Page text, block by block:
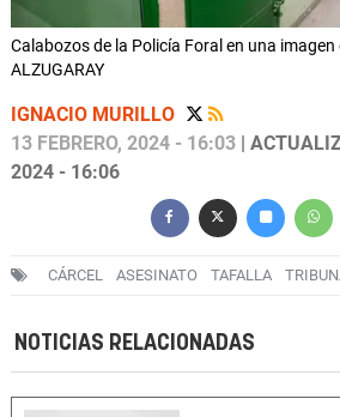
Calabozos de la Policía Foral en una imagen
ALZUGARAY
IGNACIO MURILLO
13 FEBRERO, 2024 - 16:03 |
2024 - 16:06
CÁRCEL ASESINATO TAFALLA
NOTICIAS RELACIONADAS